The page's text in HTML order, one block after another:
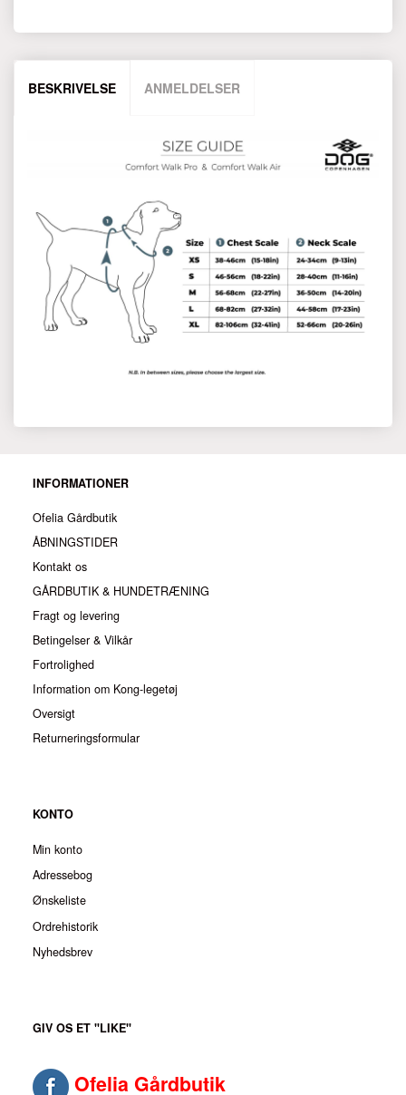
BESKRIVELSE ANMELDELSER
INFORMATIONER
Ofelia Gårdbutik
ÅBNINGSTIDER
Kontakt os
GÅRDBUTIK & HUNDETRÆNING
Fragt og levering
Betingelser & Vilkår
Fortrolighed
Information om Kong-legetøj
Oversigt
Returneringsformular
KONTO
Min konto
Adressebog
Ønskeliste
Ordrehistorik
Nyhedsbrev
GIV OS ET "LIKE"
Ofelia Gårdbutik